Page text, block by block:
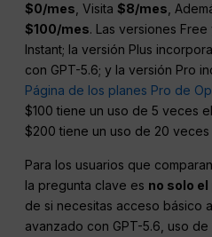
$0/mes , Visita$8/mes ,
$100/mes. Las versiones Free
Instant; la versión Plus
con GPT-5.6; y la versión Pro
Página de los planes Pro de
$100 tiene un uso de 5 veces
$200 tiene un uso de 20 veces
Para los usuarios que
la pregunta clave es no solo
de si necesitas acceso básico
avanzado con GPT-5.6, uso de